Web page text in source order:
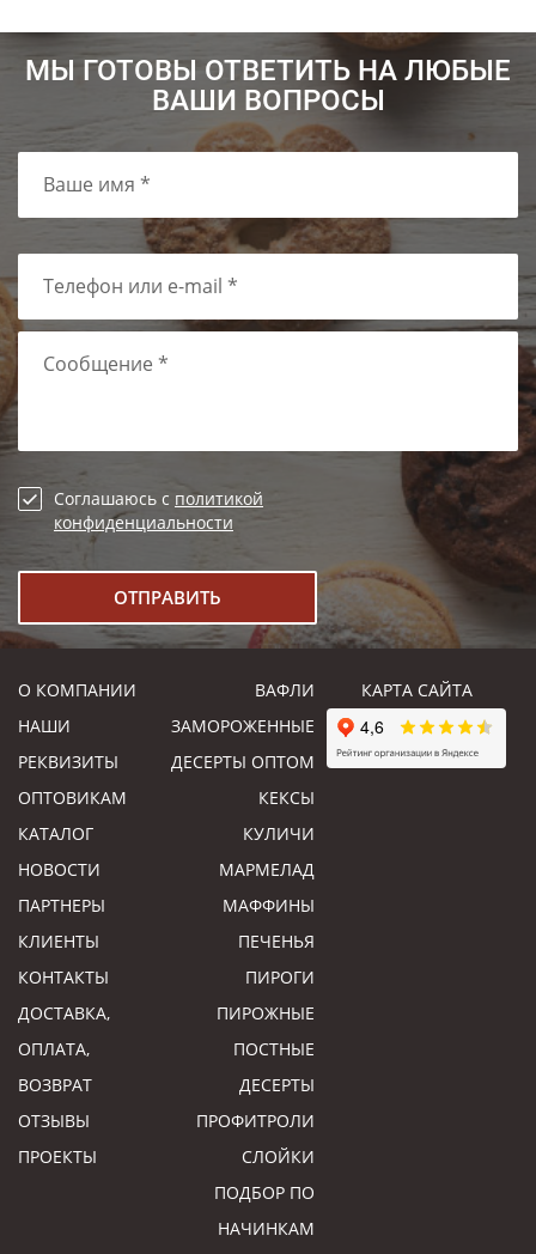
МЫ ГОТОВЫ ОТВЕТИТЬ НА ЛЮБЫЕ
ВАШИ ВОПРОСЫ
Ваше имя *
Телефон или e-mail *
Сообщение *
Соглашаюсь с политикой
конфиденциальности
О КОМПАНИИ
НАШИ
РЕКВИЗИТЫ
ОПТОВИКАМ
КАТАЛОГ
НОВОСТИ
ПАРТНЕРЫ
КЛИЕНТЫ
КОНТАКТЫ
ДОСТАВКА,
ОПЛАТА,
ВОЗВРАТ
ОТЗЫВЫ
ПРОЕКТЫ
ВАФЛИ
ЗАМОРОЖЕННЫЕ
ДЕСЕРТЫ ОПТОМ
КЕКСЫ
КУЛИЧИ
МАРМЕЛАД
МАФФИНЫ
ПЕЧЕНЬЯ
ПИРОГИ
ПИРОЖНЫЕ
ПОСТНЫЕ
ДЕСЕРТЫ
ПРОФИТРОЛИ
СЛОЙКИ
ПОДБОР ПО
НАЧИНКАМ
КАРТА САЙТА